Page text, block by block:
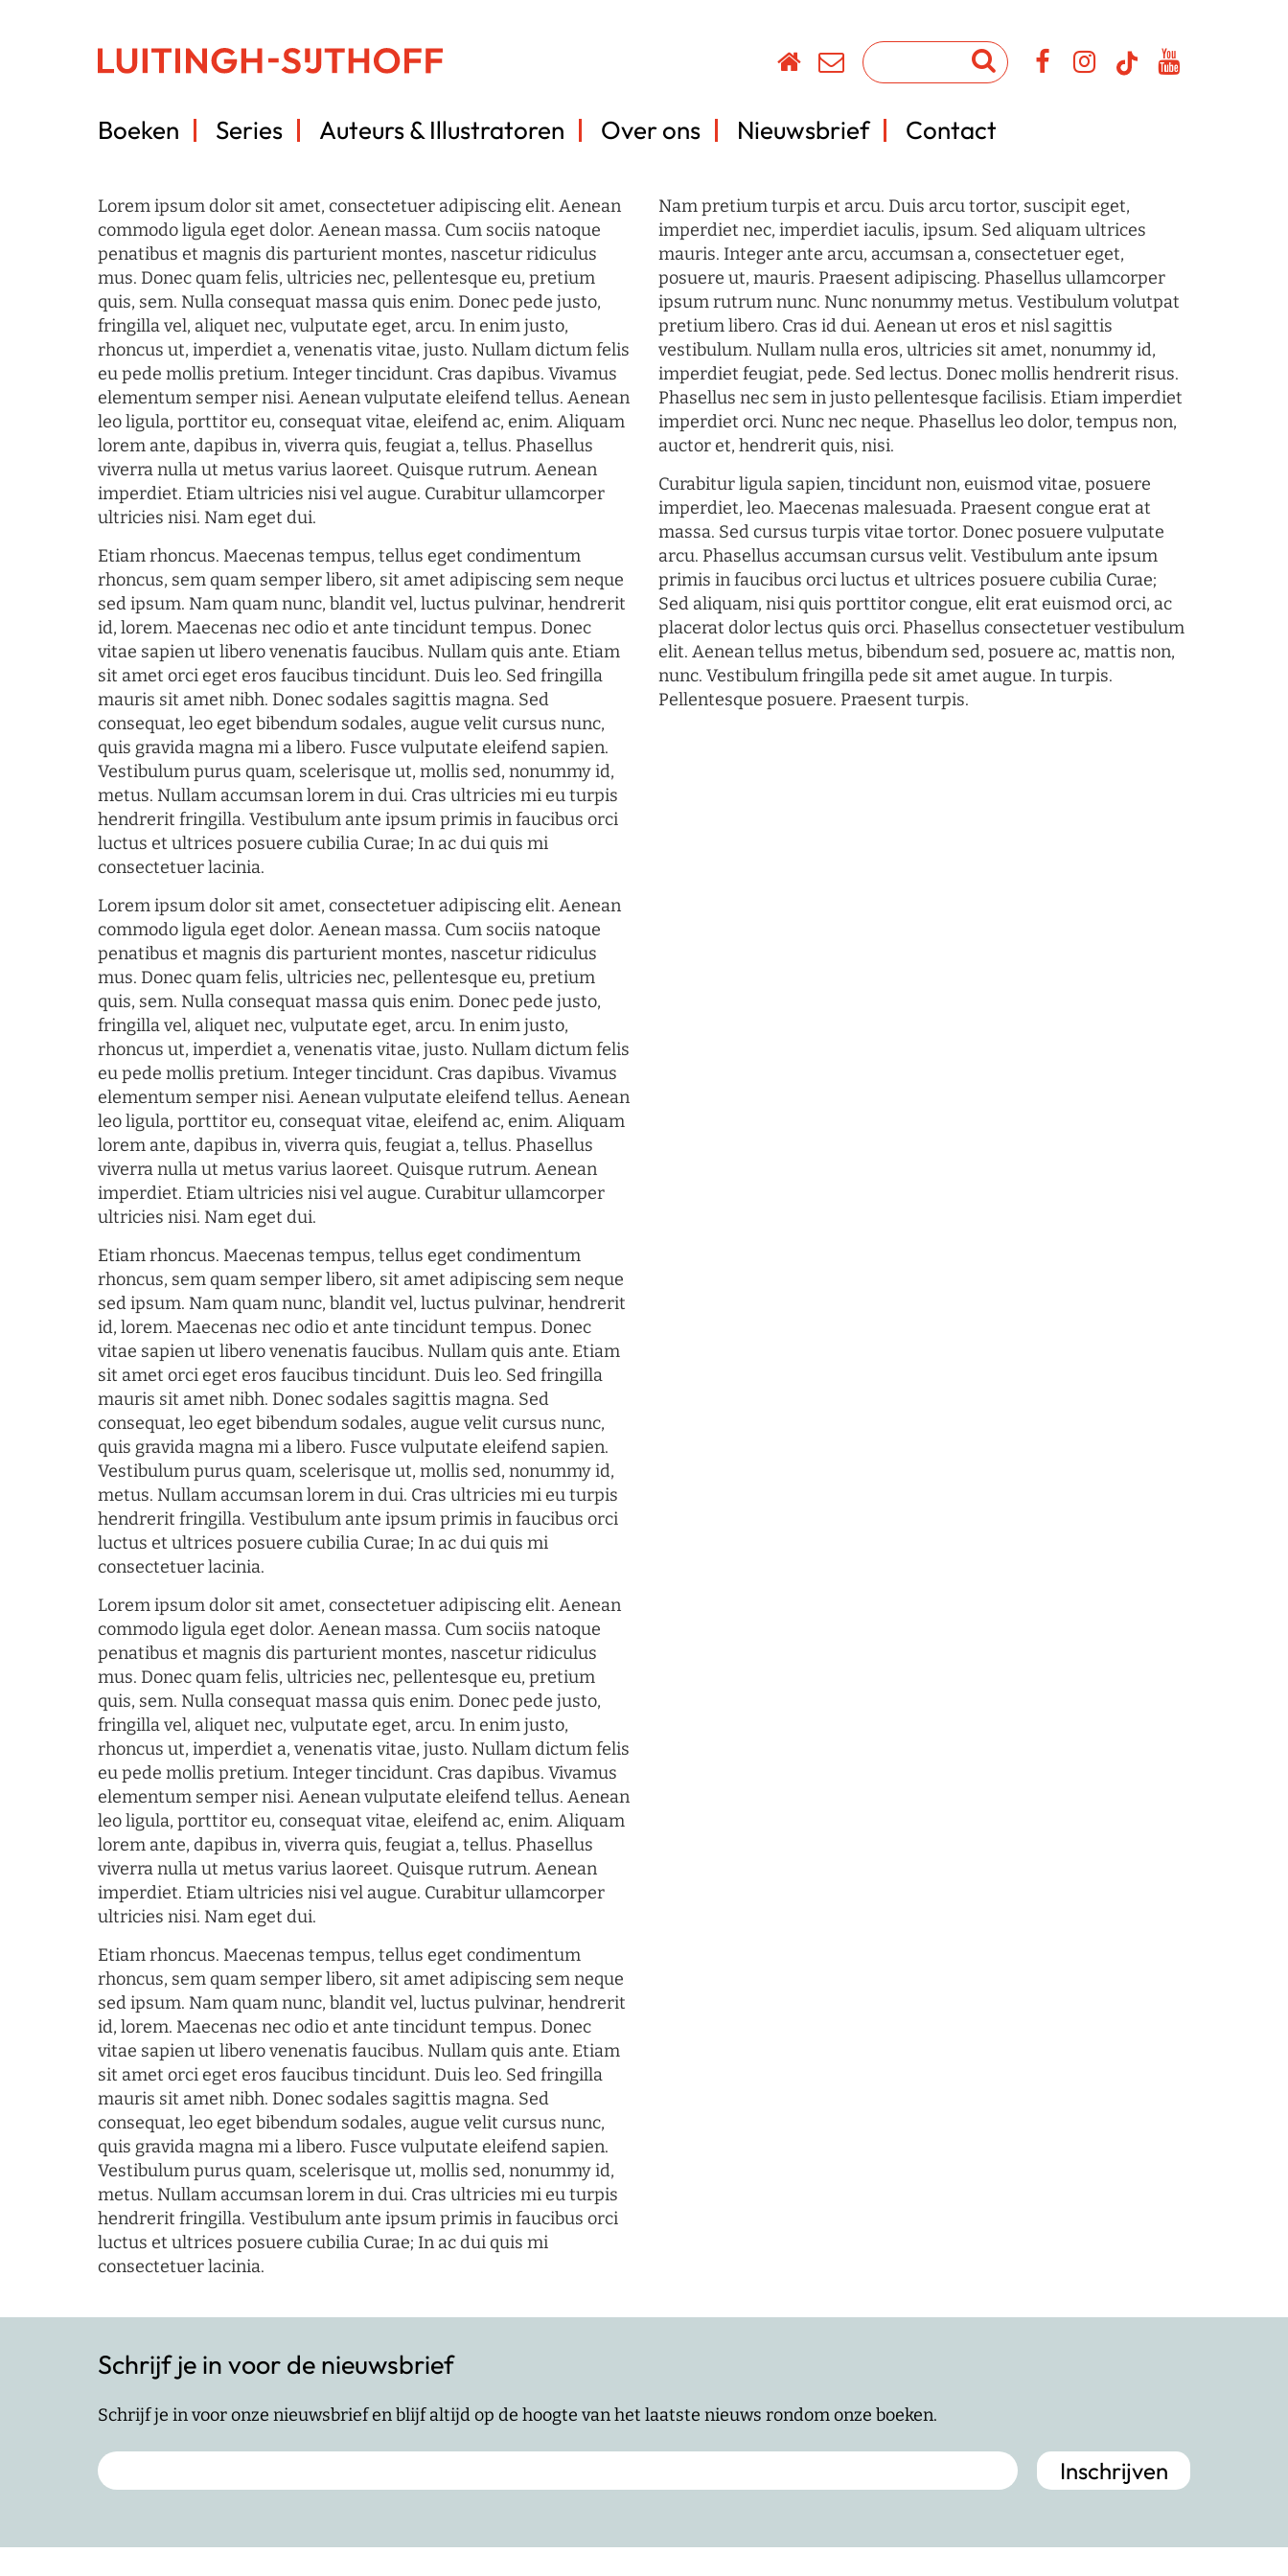
Boeken Series Auteurs & Illustratoren Over ons Nieuwsbrief Contact
Lorem ipsum dolor sit amet, consectetuer adipiscing elit. Aenean
commodo ligula eget dolor. Aenean massa. Cum sociis natoque
penatibus et magnis dis parturient montes, nascetur ridiculus
mus. Donec quam felis, ultricies nec, pellentesque eu, pretium
quis, sem. Nulla consequat massa quis enim. Donec pede justo,
fringilla vel, aliquet nec, vulputate eget, arcu. In enim justo,
rhoncus ut, imperdiet a, venenatis vitae, justo. Nullam dictum felis
eu pede mollis pretium. Integer tincidunt. Cras dapibus. Vivamus
elementum semper nisi. Aenean vulputate eleifend tellus. Aenean
leo ligula, porttitor eu, consequat vitae, eleifend ac, enim. Aliquam
lorem ante, dapibus in, viverra quis, feugiat a, tellus. Phasellus
viverra nulla ut metus varius laoreet. Quisque rutrum. Aenean
imperdiet. Etiam ultricies nisi vel augue. Curabitur ullamcorper
ultricies nisi. Nam eget dui.
Etiam rhoncus. Maecenas tempus, tellus eget condimentum
rhoncus, sem quam semper libero, sit amet adipiscing sem neque
sed ipsum. Nam quam nunc, blandit vel, luctus pulvinar, hendrerit
id, lorem. Maecenas nec odio et ante tincidunt tempus. Donec
vitae sapien ut libero venenatis faucibus. Nullam quis ante. Etiam
sit amet orci eget eros faucibus tincidunt. Duis leo. Sed fringilla
mauris sit amet nibh. Donec sodales sagittis magna. Sed
consequat, leo eget bibendum sodales, augue velit cursus nunc,
quis gravida magna mi a libero. Fusce vulputate eleifend sapien.
Vestibulum purus quam, scelerisque ut, mollis sed, nonummy id,
metus. Nullam accumsan lorem in dui. Cras ultricies mi eu turpis
hendrerit fringilla. Vestibulum ante ipsum primis in faucibus orci
luctus et ultrices posuere cubilia Curae; In ac dui quis mi
consectetuer lacinia.
Lorem ipsum dolor sit amet, consectetuer adipiscing elit. Aenean
commodo ligula eget dolor. Aenean massa. Cum sociis natoque
penatibus et magnis dis parturient montes, nascetur ridiculus
mus. Donec quam felis, ultricies nec, pellentesque eu, pretium
quis, sem. Nulla consequat massa quis enim. Donec pede justo,
fringilla vel, aliquet nec, vulputate eget, arcu. In enim justo,
rhoncus ut, imperdiet a, venenatis vitae, justo. Nullam dictum felis
eu pede mollis pretium. Integer tincidunt. Cras dapibus. Vivamus
elementum semper nisi. Aenean vulputate eleifend tellus. Aenean
leo ligula, porttitor eu, consequat vitae, eleifend ac, enim. Aliquam
lorem ante, dapibus in, viverra quis, feugiat a, tellus. Phasellus
viverra nulla ut metus varius laoreet. Quisque rutrum. Aenean
imperdiet. Etiam ultricies nisi vel augue. Curabitur ullamcorper
ultricies nisi. Nam eget dui.
Etiam rhoncus. Maecenas tempus, tellus eget condimentum
rhoncus, sem quam semper libero, sit amet adipiscing sem neque
sed ipsum. Nam quam nunc, blandit vel, luctus pulvinar, hendrerit
id, lorem. Maecenas nec odio et ante tincidunt tempus. Donec
vitae sapien ut libero venenatis faucibus. Nullam quis ante. Etiam
sit amet orci eget eros faucibus tincidunt. Duis leo. Sed fringilla
mauris sit amet nibh. Donec sodales sagittis magna. Sed
consequat, leo eget bibendum sodales, augue velit cursus nunc,
quis gravida magna mi a libero. Fusce vulputate eleifend sapien.
Vestibulum purus quam, scelerisque ut, mollis sed, nonummy id,
metus. Nullam accumsan lorem in dui. Cras ultricies mi eu turpis
hendrerit fringilla. Vestibulum ante ipsum primis in faucibus orci
luctus et ultrices posuere cubilia Curae; In ac dui quis mi
consectetuer lacinia.
Lorem ipsum dolor sit amet, consectetuer adipiscing elit. Aenean
commodo ligula eget dolor. Aenean massa. Cum sociis natoque
penatibus et magnis dis parturient montes, nascetur ridiculus
mus. Donec quam felis, ultricies nec, pellentesque eu, pretium
quis, sem. Nulla consequat massa quis enim. Donec pede justo,
fringilla vel, aliquet nec, vulputate eget, arcu. In enim justo,
rhoncus ut, imperdiet a, venenatis vitae, justo. Nullam dictum felis
eu pede mollis pretium. Integer tincidunt. Cras dapibus. Vivamus
elementum semper nisi. Aenean vulputate eleifend tellus. Aenean
leo ligula, porttitor eu, consequat vitae, eleifend ac, enim. Aliquam
lorem ante, dapibus in, viverra quis, feugiat a, tellus. Phasellus
viverra nulla ut metus varius laoreet. Quisque rutrum. Aenean
imperdiet. Etiam ultricies nisi vel augue. Curabitur ullamcorper
ultricies nisi. Nam eget dui.
Etiam rhoncus. Maecenas tempus, tellus eget condimentum
rhoncus, sem quam semper libero, sit amet adipiscing sem neque
sed ipsum. Nam quam nunc, blandit vel, luctus pulvinar, hendrerit
id, lorem. Maecenas nec odio et ante tincidunt tempus. Donec
vitae sapien ut libero venenatis faucibus. Nullam quis ante. Etiam
sit amet orci eget eros faucibus tincidunt. Duis leo. Sed fringilla
mauris sit amet nibh. Donec sodales sagittis magna. Sed
consequat, leo eget bibendum sodales, augue velit cursus nunc,
quis gravida magna mi a libero. Fusce vulputate eleifend sapien.
Vestibulum purus quam, scelerisque ut, mollis sed, nonummy id,
metus. Nullam accumsan lorem in dui. Cras ultricies mi eu turpis
hendrerit fringilla. Vestibulum ante ipsum primis in faucibus orci
luctus et ultrices posuere cubilia Curae; In ac dui quis mi
consectetuer lacinia.
Nam pretium turpis et arcu. Duis arcu tortor, suscipit eget,
imperdiet nec, imperdiet iaculis, ipsum. Sed aliquam ultrices
mauris. Integer ante arcu, accumsan a, consectetuer eget,
posuere ut, mauris. Praesent adipiscing. Phasellus ullamcorper
ipsum rutrum nunc. Nunc nonummy metus. Vestibulum volutpat
pretium libero. Cras id dui. Aenean ut eros et nisl sagittis
vestibulum. Nullam nulla eros, ultricies sit amet, nonummy id,
imperdiet feugiat, pede. Sed lectus. Donec mollis hendrerit risus.
Phasellus nec sem in justo pellentesque facilisis. Etiam imperdiet
imperdiet orci. Nunc nec neque. Phasellus leo dolor, tempus non,
auctor et, hendrerit quis, nisi.
Curabitur ligula sapien, tincidunt non, euismod vitae, posuere
imperdiet, leo. Maecenas malesuada. Praesent congue erat at
massa. Sed cursus turpis vitae tortor. Donec posuere vulputate
arcu. Phasellus accumsan cursus velit. Vestibulum ante ipsum
primis in faucibus orci luctus et ultrices posuere cubilia Curae;
Sed aliquam, nisi quis porttitor congue, elit erat euismod orci, ac
placerat dolor lectus quis orci. Phasellus consectetuer vestibulum
elit. Aenean tellus metus, bibendum sed, posuere ac, mattis non,
nunc. Vestibulum fringilla pede sit amet augue. In turpis.
Pellentesque posuere. Praesent turpis.
Schrijf je in voor de nieuwsbrief
Schrijf je in voor onze nieuwsbrief en blijf altijd op de hoogte van het laatste nieuws rondom onze boeken.